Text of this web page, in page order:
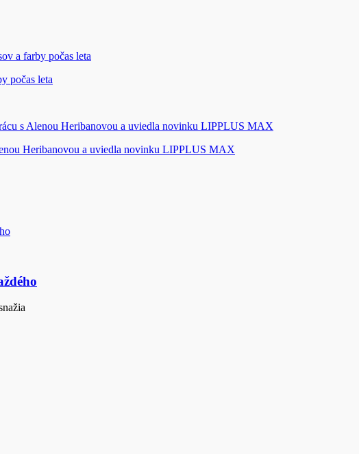
počas leta
Heribanovou a uviedla novinku LIPPLUS MAX